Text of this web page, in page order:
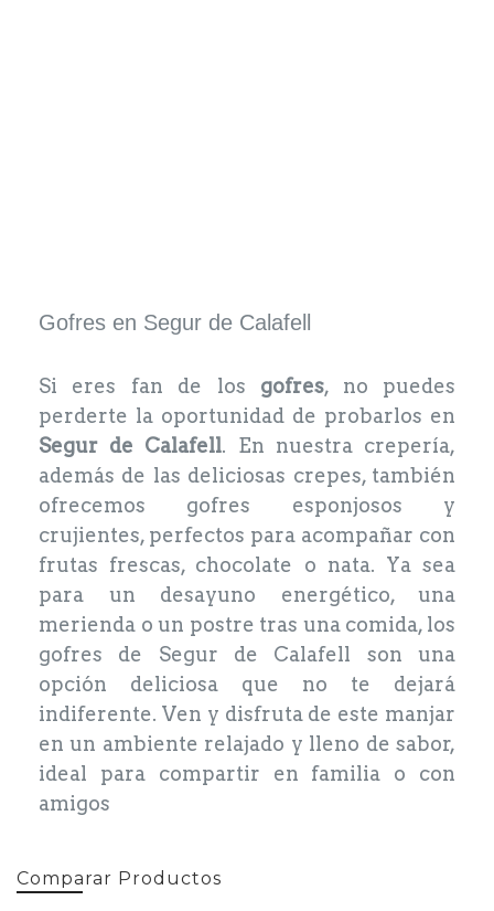
Gofres en Segur de Calafell
Si eres fan de los gofres, no puedes
perderte la oportunidad de probarlos en
Segur de Calafell. En nuestra crepería,
además de las deliciosas crepes, también
ofrecemos gofres esponjosos y
crujientes, perfectos para acompañar con
frutas frescas, chocolate o nata. Ya sea
para un desayuno energético, una
merienda o un postre tras una comida, los
gofres de Segur de Calafell son una
opción deliciosa que no te dejará
indiferente. Ven y disfruta de este manjar
en un ambiente relajado y lleno de sabor,
ideal para compartir en familia o con
amigos
Comparar Productos